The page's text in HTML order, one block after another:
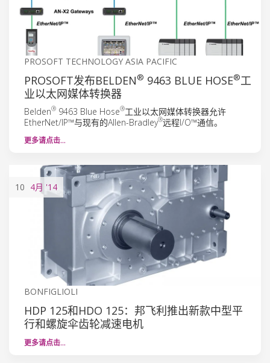
PROSOFT TECHNOLOGY ASIA PACIFIC
PROSOFT发布BELDEN® 9463 BLUE HOSE®工
业以太网媒体转换器
Belden® 9463 Blue Hose®工业以太网媒体转换器允许
EtherNet/IP™与现有的Allen-Bradley®远程I/O™通信。
更多请点击…
10 4月 '14
BONFIGLIOLI
HDP 125和HDO 125：邦飞利推出新款中型平
行和螺旋伞齿轮减速电机
更多请点击…